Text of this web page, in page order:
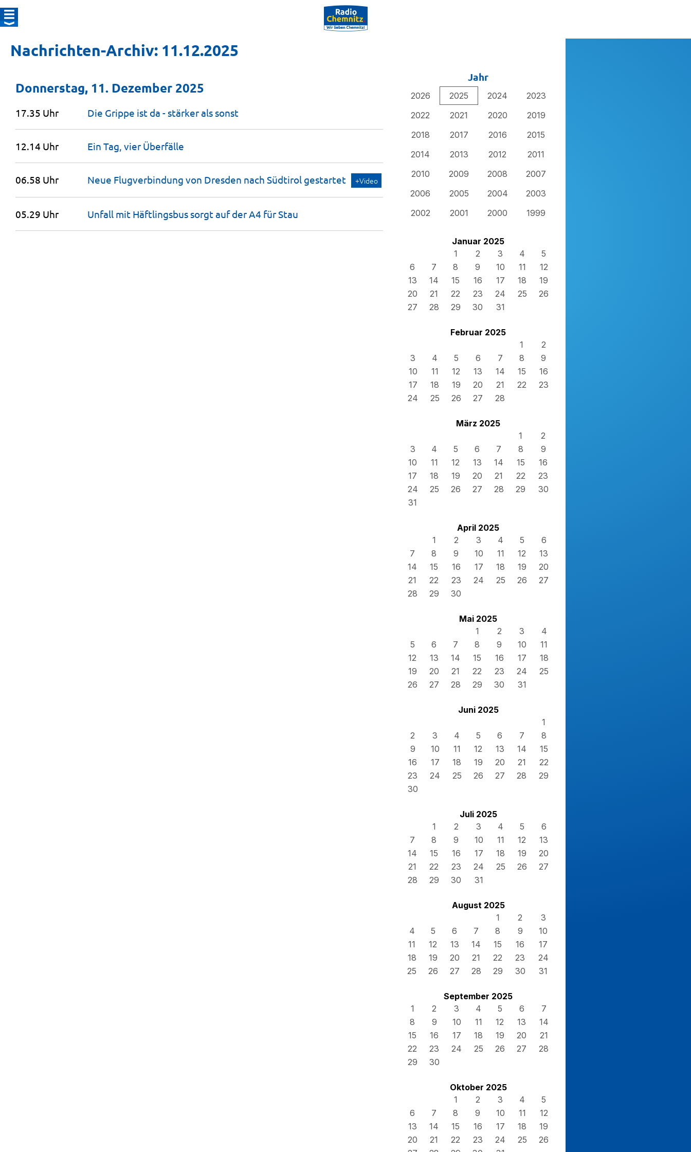
Nachrichten-Archiv: 11.12.2025
Jahr
2026 2025 2024
2023
2022
2021 2020
2019
2018
2017 2016
2015
2014
2013 2012
2011
2010
2009 2008
2007
2006
2005 2004
2003
2002
2001 2000 1999
Januar 2025
1
2 3 4
5
6
7 8 9 10 11
12
13
14 15 16 17 18
19
20
21 22 23 24 25
26
27
28 29 30 31
Februar 2025
1
2
3
4 5 6 7 8
9
10
11 12 13 14 15
16
17
18 19 20 21 22
23
24
25 26 27 28
März 2025
1
2
3
4 5 6 7 8
9
10
11 12 13 14 15
16
17
18 19 20 21 22
23
24
25 26 27 28 29
30
31
April 2025
1
2 3 4 5
6
7
8 9 10 11 12
13
14
15 16 17 18 19
20
21
22 23 24 25 26
27
28
29 30
Mai 2025
1
2 3
4
5
6 7 8 9 10
11
12
13 14 15 16 17
18
19
20 21 22 23 24
25
26
27 28 29 30 31
Juni 2025
1
2
3 4 5 6 7
8
9
10 11 12 13 14
15
16
17 18 19 20 21
22
23
24 25 26 27 28
29
30
Juli 2025
1
2 3 4 5
6
7
8 9 10 11 12
13
14
15 16 17 18 19
20
21
22 23 24 25 26
27
28
29 30 31
August 2025
1
2
3
4
5 6 7 8 9
10
11
12 13 14 15 16
17
18
19 20 21 22 23
24
25
26 27 28 29 30 31
September 2025
1
2 3 4 5 6
7
8
9 10 11 12 13
14
15
16 17 18 19 20
21
22
23 24 25 26 27
28
29
30
Oktober 2025
1
2 3 4
5
6
7 8 9 10 11
12
13
14 15 16 17 18
19
20
21 22 23 24 25
26
Donnerstag, 11. Dezember 2025
17.35 Uhr Die Grippe ist da - stärker als sonst
12.14 Uhr Ein Tag, vier Überfälle
06.58 Uhr Neue Flugverbindung von Dresden nach Südtirol gestartet +Video
05.29 Uhr Unfall mit Häftlingsbus sorgt auf der A4 fürStau